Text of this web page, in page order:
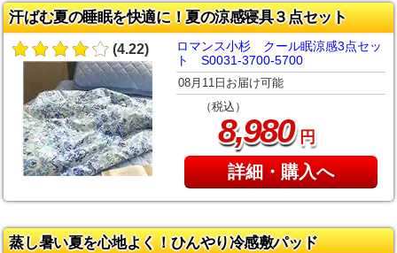
汗ばむ夏の睡眠を快適に！夏の涼感寝具３点セット
(4.22)
ロマンス小杉 クール眠涼感3点セッ
ト S0031-3700-5700
08月11日お届け可能
（税込）
8,980円
詳細・購入へ
蒸し暑い夏を心地よく！ひんやり冷感敷パッド